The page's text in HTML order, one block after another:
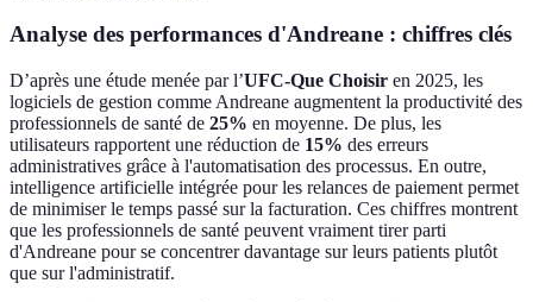
Analyse des performances d'Andreane : chiffres clés
D’après une étude menée par l’UFC-Que Choisir en 2025, les
logiciels de gestion comme Andreane augmentent la productivité des
professionnels de santé de 25% en moyenne. De plus, les
utilisateurs rapportent une réduction de 15% des erreurs
administratives grâce à l'automatisation des processus. En outre,
intelligence artificielle intégrée pour les relances de paiement permet
de minimiser le temps passé sur la facturation. Ces chiffres montrent
que les professionnels de santé peuvent vraiment tirer parti
d'Andreane pour se concentrer davantage sur leurs patients plutôt
que sur l'administratif.